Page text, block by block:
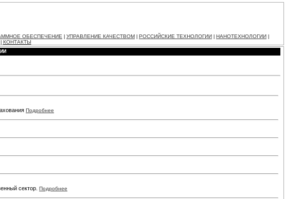
ОБЕСПЕЧЕНИЕ УПРАВЛЕНИЕ КАЧЕСТВОМ РОССИЙСКИЕ ТЕХНОЛОГИИ НАНОТЕХНОЛОГИИ
КОНТАКТЫ
Подробнее
сектор. Подробнее